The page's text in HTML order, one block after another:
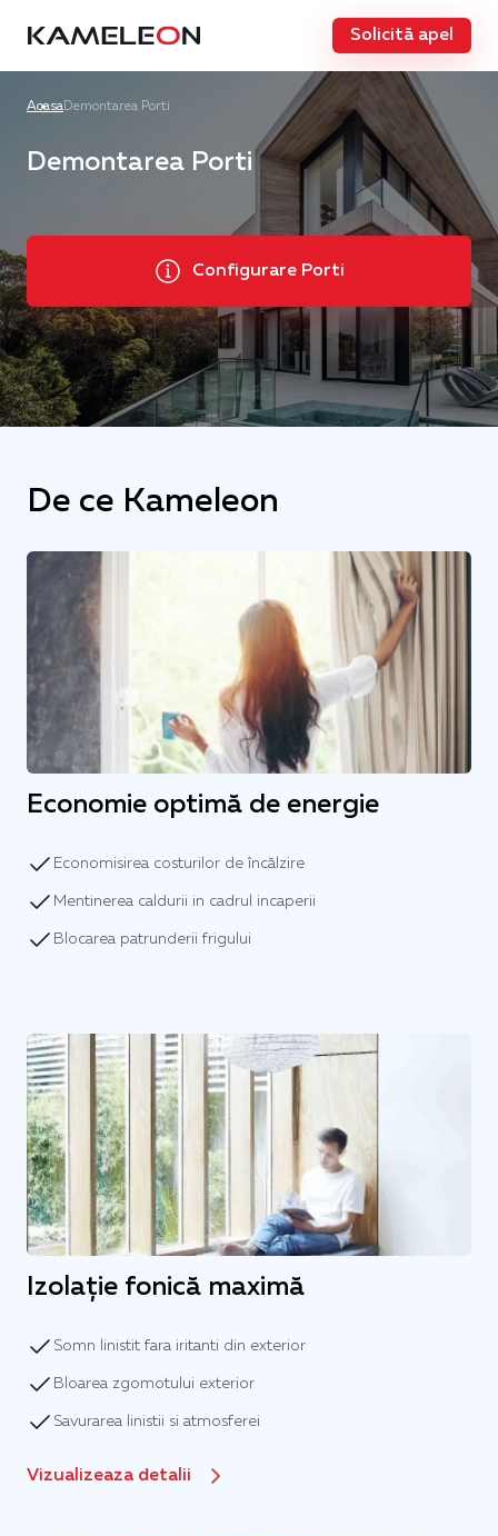
Solicită apel
AcasaDemontarea Porti
Demontarea Porti
Configurare Porti
De ce Kameleon
Economie optimă de energie
Economisirea costurilor de încălzire
Mentinerea caldurii in cadrul incaperii
Blocarea patrunderii frigului
Izolație fonică maximă
Somn linistit fara iritanti din exterior
Bloarea zgomotului exterior
Savurarea linistii si atmosferei
Vizualizeaza detalii